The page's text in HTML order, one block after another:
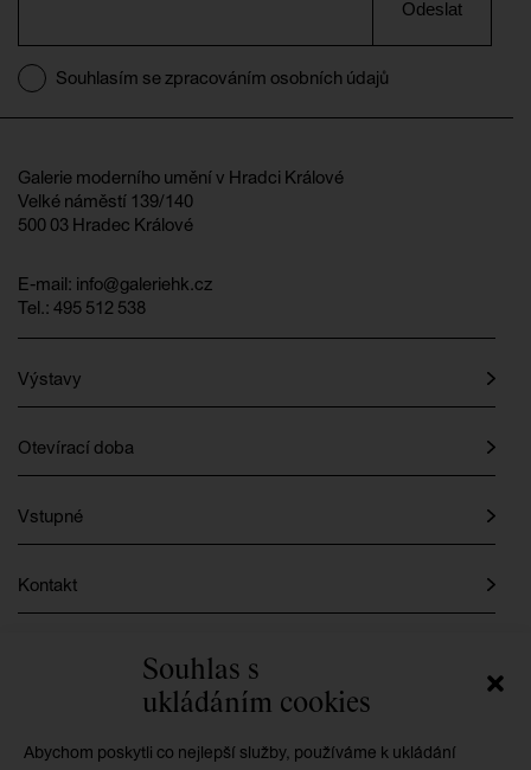
Souhlas s
ukládáním cookies
Abychom poskytli co nejlepší služby, používáme k ukládání
Odeslat
Souhlasím se zpracováním osobních údajů
Galerie moderního umění v Hradci Králové
Velké náměstí 139/140
500 03 Hradec Králové
E-mail: info@galeriehk.cz
Tel.: 495 512 538
Výstavy
Otevírací doba
Vstupné
Kontakt